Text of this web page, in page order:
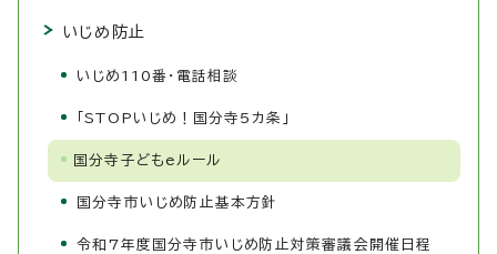
いじめ防止
いじめ110番・電話相談
「STOPいじめ！国分寺5カ条」
国分寺子どもeルール
国分寺市いじめ防止基本方針
令和7年度国分寺市いじめ防止対策審議会開催日程